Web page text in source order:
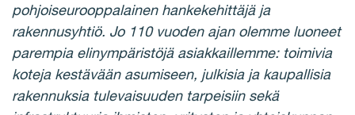
pohjoiseurooppalainen hankekehittäjä ja
rakennusyhtiö. Jo 110 vuoden ajan olemme luoneet
parempia elinympäristöjä asiakkaillemme: toimivia
koteja kestävään asumiseen, julkisia ja kaupallisia
rakennuksia tulevaisuuden tarpeisiin sekä